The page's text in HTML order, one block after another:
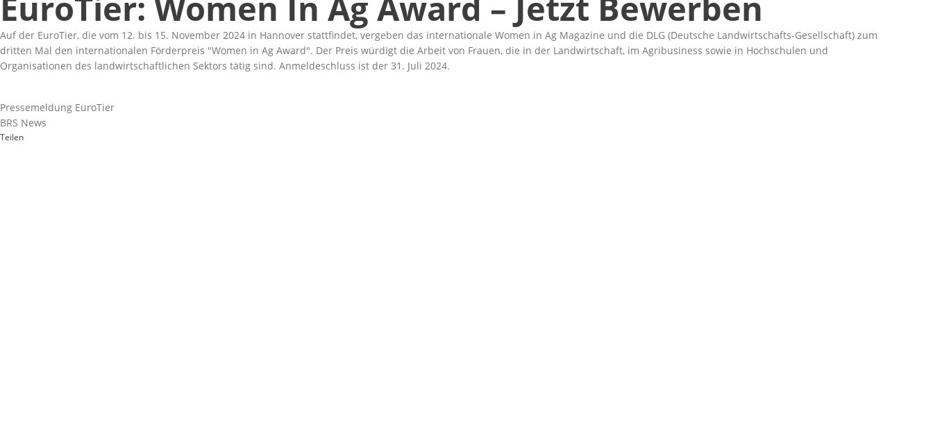
Auf der EuroTier, die vom 12. bis 15. November 2024 in Hannover stattfindet, vergeben das internationale Women in Ag Magazine und die DLG (Deutsche Landwirtschafts-Gesellschaft) zum
dritten Mal den internationalen Förderpreis Women in Ag Award . Der Preis würdigt die Arbeit von Frauen, die in der Landwirtschaft, im Agribusiness sowie in Hochschulen und
Organisationen des landwirtschaftlichen Sektors tätig sind. Anmeldeschluss ist der 31. Juli 2024.
Pressemeldung EuroTier
BRS News
Teilen